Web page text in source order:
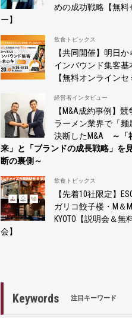
めの成功戦略【無料
ー】
飲食トピックス
【共同開催】明日
インバウンド集客基
【無料オンラインセ
経営者インタビュー
【M&A成約事例】
ラーメン業界で「麺
決断したM&A
～「
来」と「ブランドの成長戦略」を
断の裏側～
飲食トピックス
【先着10社限定】
ガリコ餃子楼・M＆
KYOTO【説明会＆無
会】
Keywords 注目キーワード